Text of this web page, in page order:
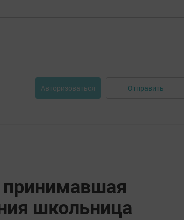
Авторизоваться Отправить
принимавшая
школьница